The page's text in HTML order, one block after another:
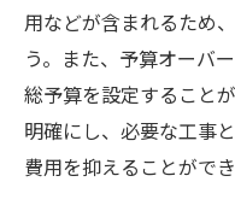
用などが含まれるため
う。また、予算オーバ
総予算を設定すること
明確にし、必要な工事
費用を抑えることができ